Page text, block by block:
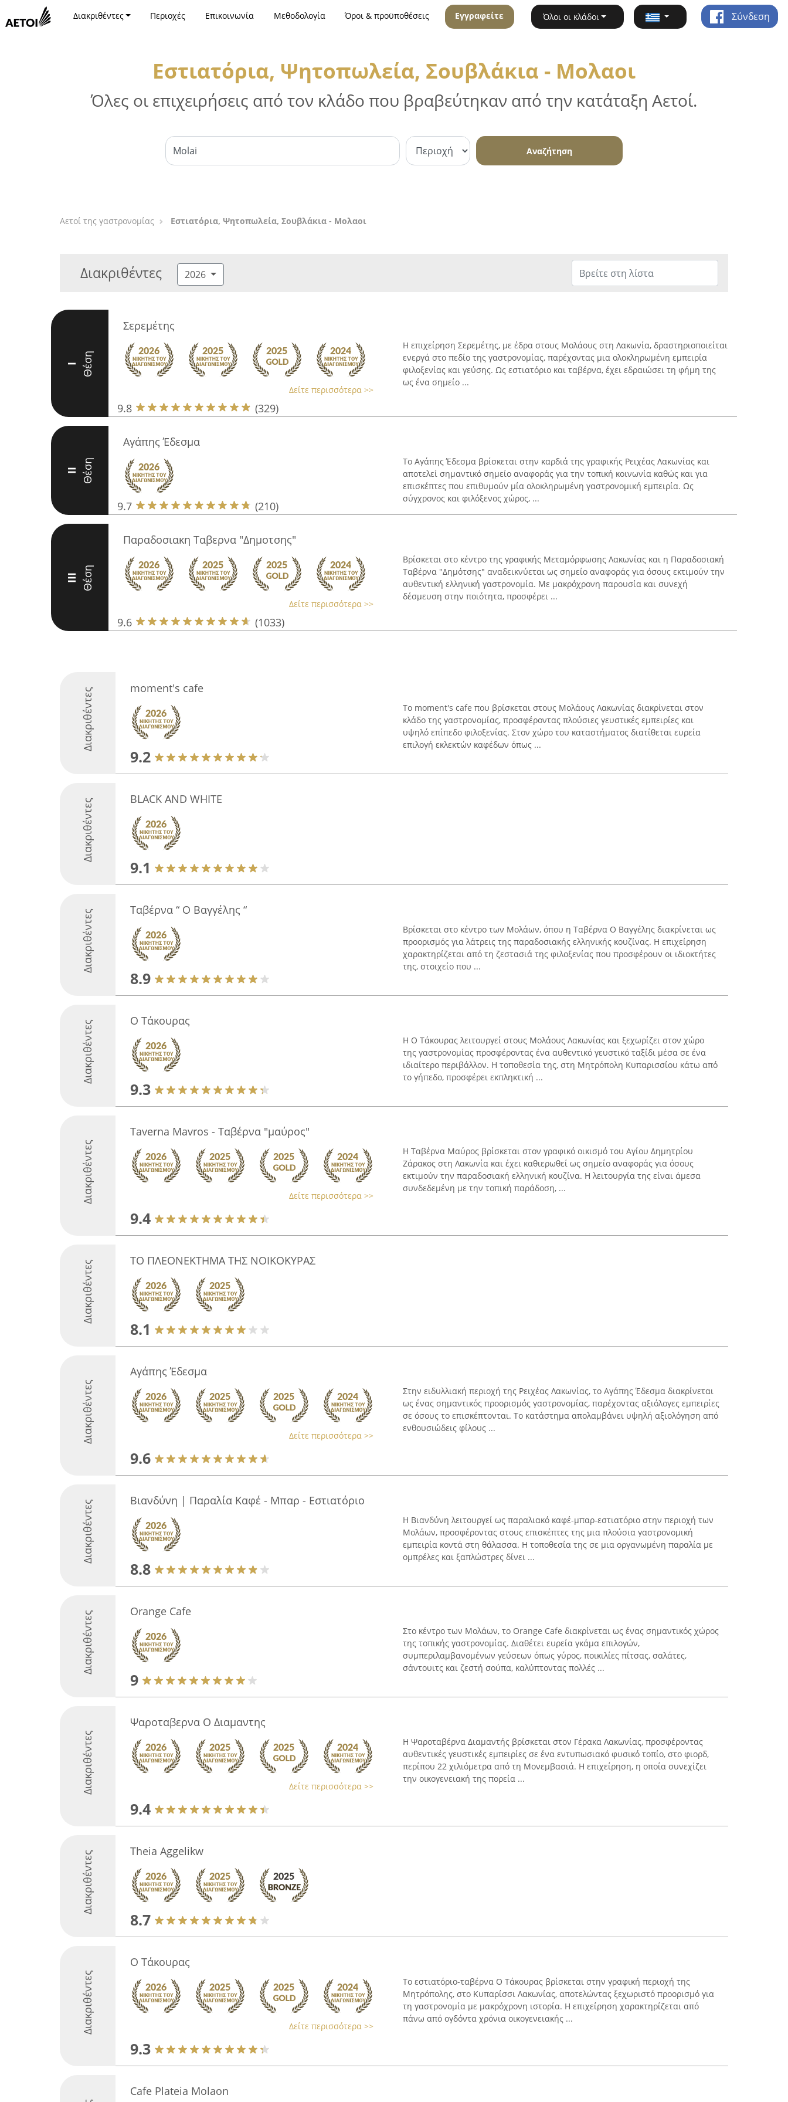
Διακριθέντες Περιοχές Επικοινωνία Μεθοδολογία Όροι & προϋποθέσεις Εγγραφείτε Όλοι οι κλάδοι Σύνδεση
Εστιατόρια, Ψητοπωλεία, Σουβλάκια - Μολαοι
Όλες οι επιχειρήσεις από τον κλάδο που βραβεύτηκαν από την κατάταξη Αετοί.
Αναζήτηση
Αετοί της γαστρονομίας Εστιατόρια, Ψητοπωλεία, Σουβλάκια - Μολαοι
Διακριθέντες 2026
I Θέση
Σερεμέτης
Δείτε περισσότερα >>
9.8 (329)
Η επιχείρηση Σερεμέτης, με έδρα στους Μολάους στη Λακωνία, δραστηριοποιείται
ενεργά στο πεδίο της γαστρονομίας, παρέχοντας μια ολοκληρωμένη εμπειρία
φιλοξενίας και γεύσης. Ως εστιατόριο και ταβέρνα, έχει εδραιώσει τη φήμη της
ως ένα σημείο ...
II Θέση
Αγάπης Έδεσμα
9.7 (210)
Το Αγάπης Έδεσμα βρίσκεται στην καρδιά της γραφικής Ρειχέας Λακωνίας και
αποτελεί σημαντικό σημείο αναφοράς για την τοπική κοινωνία καθώς και για
επισκέπτες που επιθυμούν μία ολοκληρωμένη γαστρονομική εμπειρία. Ως
σύγχρονος και φιλόξενος χώρος, ...
III Θέση
Παραδοσιακη Ταβερνα "Δημοτσης"
Δείτε περισσότερα >>
9.6 (1033)
Βρίσκεται στο κέντρο της γραφικής Μεταμόρφωσης Λακωνίας και η Παραδοσιακή
Ταβέρνα "Δημότσης" αναδεικνύεται ως σημείο αναφοράς για όσους εκτιμούν την
αυθεντική ελληνική γαστρονομία. Με μακρόχρονη παρουσία και συνεχή
δέσμευση στην ποιότητα, προσφέρει ...
Διακριθέντες moment's cafe
9.2
Το moment's cafe που βρίσκεται στους Μολάους Λακωνίας διακρίνεται στον
κλάδο της γαστρονομίας, προσφέροντας πλούσιες γευστικές εμπειρίες και
υψηλό επίπεδο φιλοξενίας. Στον χώρο του καταστήματος διατίθεται ευρεία
επιλογή εκλεκτών καφέδων όπως ...
Διακριθέντες BLACK AND WHITE
9.1
Διακριθέντες Ταβέρνα “ Ο Βαγγέλης “
8.9
Βρίσκεται στο κέντρο των Μολάων, όπου η Ταβέρνα Ο Βαγγέλης διακρίνεται ως
προορισμός για λάτρεις της παραδοσιακής ελληνικής κουζίνας. Η επιχείρηση
χαρακτηρίζεται από τη ζεστασιά της φιλοξενίας που προσφέρουν οι ιδιοκτήτες
της, στοιχείο που ...
Διακριθέντες Ο Τάκουρας
9.3
Η Ο Τάκουρας λειτουργεί στους Μολάους Λακωνίας και ξεχωρίζει στον χώρο
της γαστρονομίας προσφέροντας ένα αυθεντικό γευστικό ταξίδι μέσα σε ένα
ιδιαίτερο περιβάλλον. Η τοποθεσία της, στη Μητρόπολη Κυπαρισσίου κάτω από
το γήπεδο, προσφέρει εκπληκτική ...
Διακριθέντες
Taverna Mavros - Ταβέρνα "μαύρος"
Δείτε περισσότερα >>
9.4
Η Ταβέρνα Μαύρος βρίσκεται στον γραφικό οικισμό του Αγίου Δημητρίου
Ζάρακος στη Λακωνία και έχει καθιερωθεί ως σημείο αναφοράς για όσους
εκτιμούν την παραδοσιακή ελληνική κουζίνα. Η λειτουργία της είναι άμεσα
συνδεδεμένη με την τοπική παράδοση, ...
Διακριθέντες ΤΟ ΠΛΕΟΝΕΚΤΗΜΑ ΤΗΣ ΝΟΙΚΟΚΥΡΑΣ
8.1
Διακριθέντες
Αγάπης Έδεσμα
Δείτε περισσότερα >>
9.6
Στην ειδυλλιακή περιοχή της Ρειχέας Λακωνίας, το Αγάπης Έδεσμα διακρίνεται
ως ένας σημαντικός προορισμός γαστρονομίας, παρέχοντας αξιόλογες εμπειρίες
σε όσους το επισκέπτονται. Το κατάστημα απολαμβάνει υψηλή αξιολόγηση από
ενθουσιώδεις φίλους ...
Διακριθέντες Βιανδύνη | Παραλία Καφέ - Μπαρ - Εστιατόριο
8.8
Η Βιανδύνη λειτουργεί ως παραλιακό καφέ-μπαρ-εστιατόριο στην περιοχή των
Μολάων, προσφέροντας στους επισκέπτες της μια πλούσια γαστρονομική
εμπειρία κοντά στη θάλασσα. Η τοποθεσία της σε μια οργανωμένη παραλία με
ομπρέλες και ξαπλώστρες δίνει ...
Διακριθέντες Orange Cafe
9
Στο κέντρο των Μολάων, το Orange Cafe διακρίνεται ως ένας σημαντικός χώρος
της τοπικής γαστρονομίας. Διαθέτει ευρεία γκάμα επιλογών,
συμπεριλαμβανομένων γεύσεων όπως γύρος, ποικιλίες πίτσας, σαλάτες,
σάντουιτς και ζεστή σούπα, καλύπτοντας πολλές ...
Διακριθέντες
Ψαροταβερνα Ο Διαμαντης
Δείτε περισσότερα >>
9.4
Η Ψαροταβέρνα Διαμαντής βρίσκεται στον Γέρακα Λακωνίας, προσφέροντας
αυθεντικές γευστικές εμπειρίες σε ένα εντυπωσιακό φυσικό τοπίο, στο φιορδ,
περίπου 22 χιλιόμετρα από τη Μονεμβασιά. Η επιχείρηση, η οποία συνεχίζει
την οικογενειακή της πορεία ...
Διακριθέντες Theia Aggelikw
8.7
Διακριθέντες
Ο Τάκουρας
Δείτε περισσότερα >>
9.3
Το εστιατόριο-ταβέρνα Ο Τάκουρας βρίσκεται στην γραφική περιοχή της
Μητρόπολης, στο Κυπαρίσσι Λακωνίας, αποτελώντας ξεχωριστό προορισμό για
τη γαστρονομία με μακρόχρονη ιστορία. Η επιχείρηση χαρακτηρίζεται από
πάνω από ογδόντα χρόνια οικογενειακής ...
Cafe Plateia Molaon